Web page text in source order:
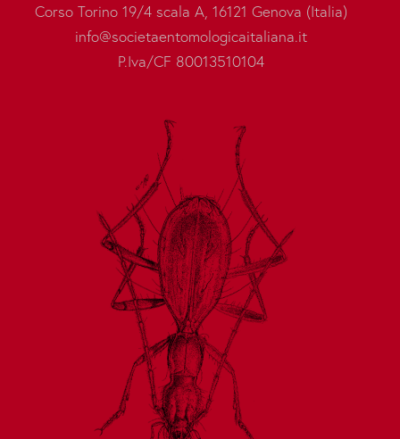
Corso Torino 19/4 scala A, 16121 Genova (Italia)
info@societaentomologicaitaliana.it
P.Iva/CF 80013510104